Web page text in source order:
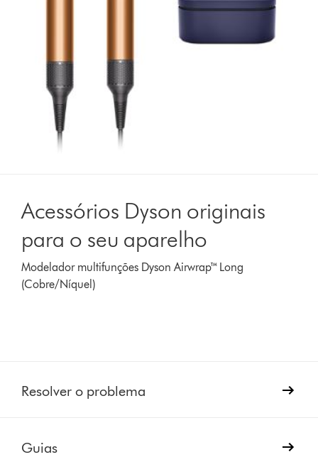
Acessórios Dyson originais
para o seu aparelho
Modelador multifunções Dyson Airwrap™ Long
(Cobre/Níquel)
Resolver o problema
Guias